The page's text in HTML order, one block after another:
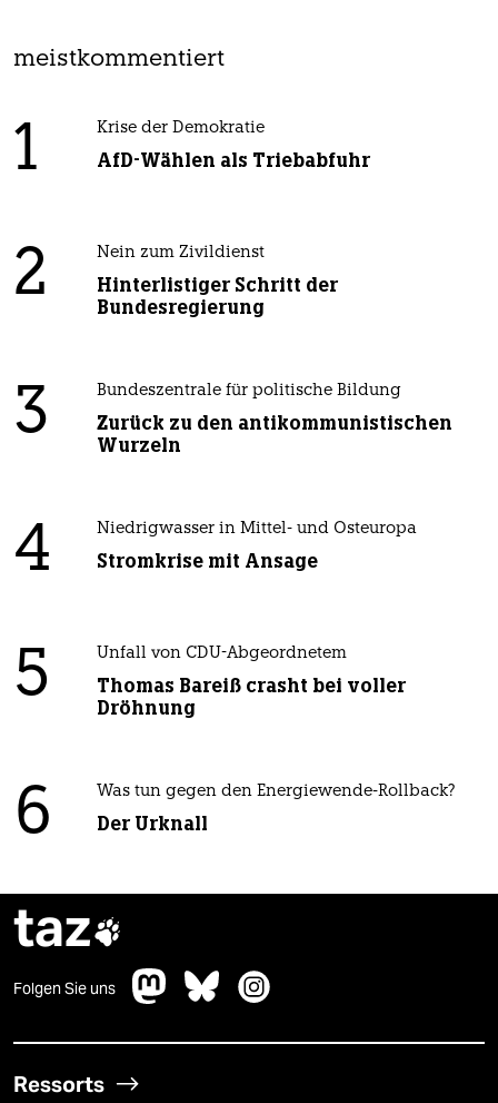
meistkommentiert
1 Krise der Demokratie
AfD-Wählen als Triebabfuhr
2 Nein zum Zivildienst
Hinterlistiger Schritt der
Bundesregierung
3 Bundeszentrale für politische Bildung
Zurück zu den antikommunistischen
Wurzeln
4 Niedrigwasser in Mittel- und Osteuropa
Stromkrise mit Ansage
5 Unfall von CDU-Abgeordnetem
Thomas Bareiß crasht bei voller
Dröhnung
6 Was tun gegen den Energiewende-Rollback?
Der Urknall
taz
Folgen Sie uns
Ressorts